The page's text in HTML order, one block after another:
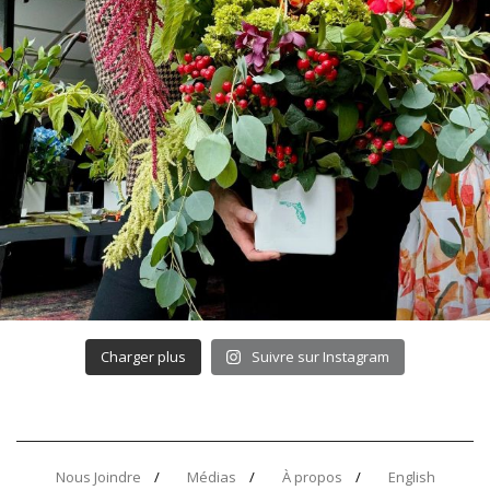
Charger plus Suivre sur Instagram
Nous Joindre Médias À propos English